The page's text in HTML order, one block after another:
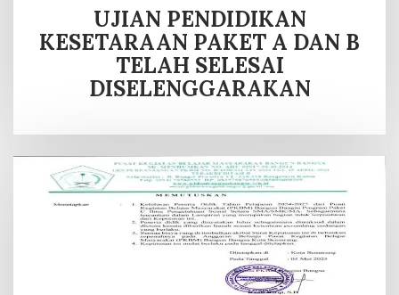
UJIAN PENDIDIKAN
KESETARAAN PAKET A DAN B
TELAH SELESAI
DISELENGGARAKAN